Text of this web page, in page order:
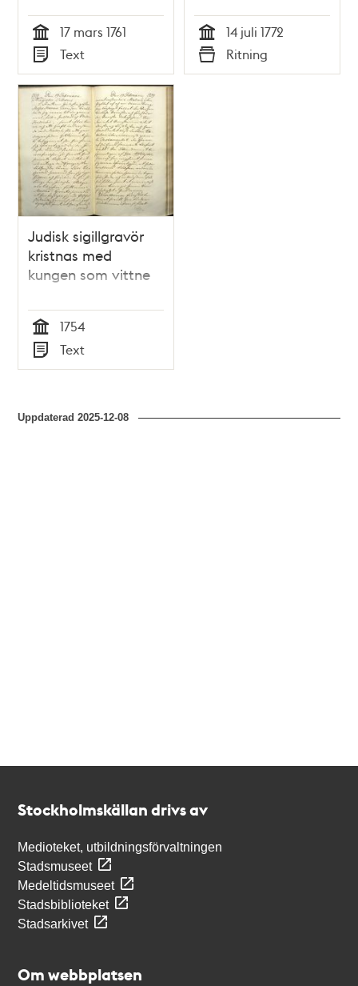
Tid
17 mars 1761
Typ
Text Tid
14 juli 1772
Typ
Ritning
Judisk sigillgravör
kristnas med
kungen som vittne
Tid
1754
Typ
Text
Uppdaterad2025-12-08
Stockholmskällan drivs av
Medioteket, utbildningsförvaltningen
Stadsmuseet
Medeltidsmuseet
Stadsbiblioteket
Stadsarkivet
Om webbplatsen